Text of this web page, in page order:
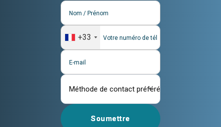
+33
▼
Soumettre